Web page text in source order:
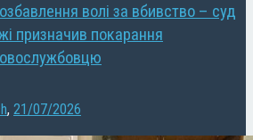
волі за вбивство – суд
призначив покарання
, 21/07/2026